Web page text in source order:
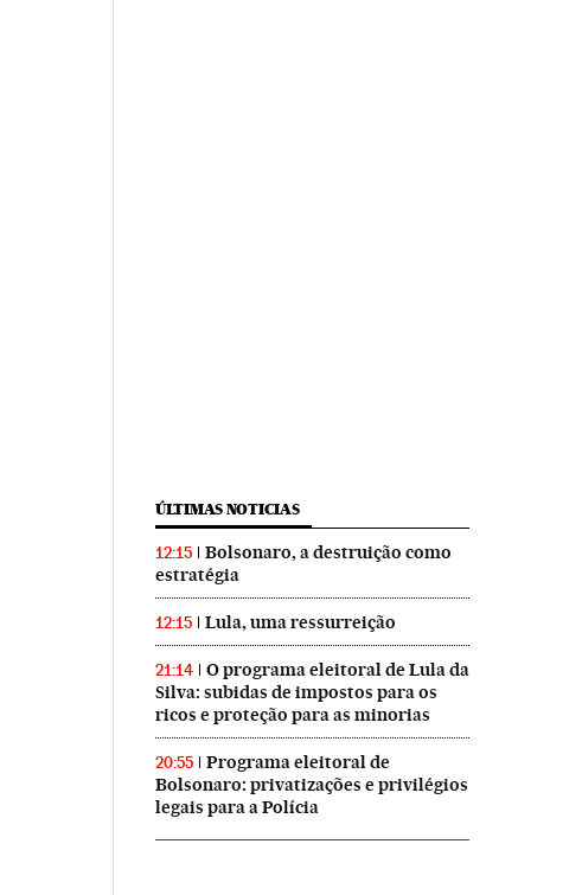
ÚLTIMAS NOTICIAS
12:15
Bolsonaro, a destruição como
estratégia
12:15 Lula, uma ressurreição
21:14
O programa eleitoral de Lula da
Silva: subidas de impostos para os
ricos e proteção para as minorias
20:55
Programa eleitoral de
Bolsonaro: privatizações e privilégios
legais para a Polícia